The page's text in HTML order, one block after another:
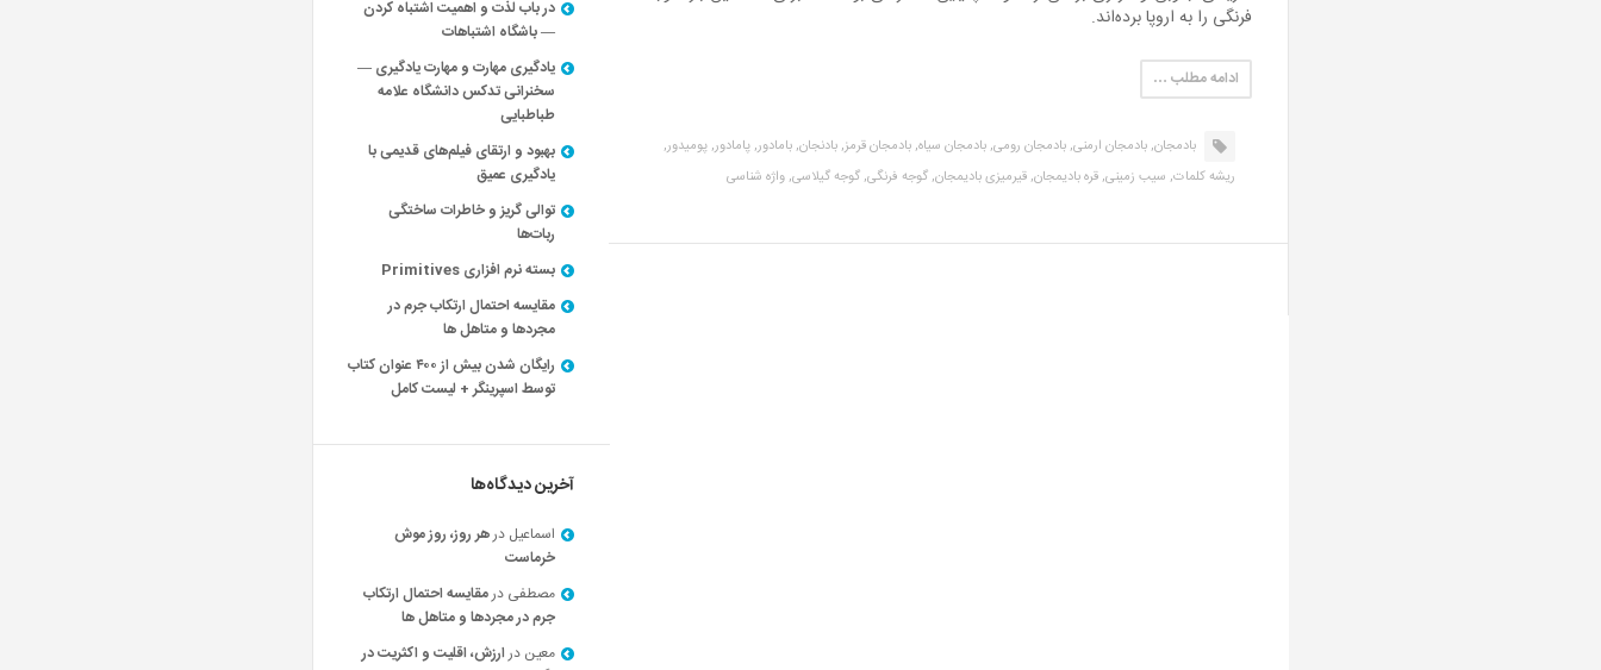
فرنگی را به اروپا برده‌اند.
ادامه مطلب …
بادمجان,بادمجان ارمنی,بادمجان رومی,بادمجان سیاه,بادمجان قرمز,بادنجان,بامادور,پامادور,پومیدور,
ریشه کلمات, سیب زمینی,قره بادیمجان,قیرمیزی بادیمجان,گوجه فرنگی,گوجه گیلاسی,واژه شناسی
در باب لذت و اهمیت اشتباه کردن
— باشگاه اشتباهات
یادگیری مهارت و مهارت یادگیری —
سخنرانی تدکس دانشگاه علامه
طباطبایی
بهبود و ارتقای فیلم‌های قدیمی با
یادگیری عمیق
توالی گریز و خاطرات ساختگی
ربات‌ها
بسته نرم افزاری Primitives
مقایسه احتمال ارتکاب جرم در
مجردها و متاهل ها
رایگان شدن بیش از ۴۰۰ عنوان کتاب
توسط اسپرینگر + لیست کامل
آخرین دیدگاه‌ها
اسماعیل درهر روز، روز موش
خرماست
مصطفی درمقایسه احتمال ارتکاب
جرم در مجردها و متاهل ها
معین درارزش، اقلیت و اکثریت در